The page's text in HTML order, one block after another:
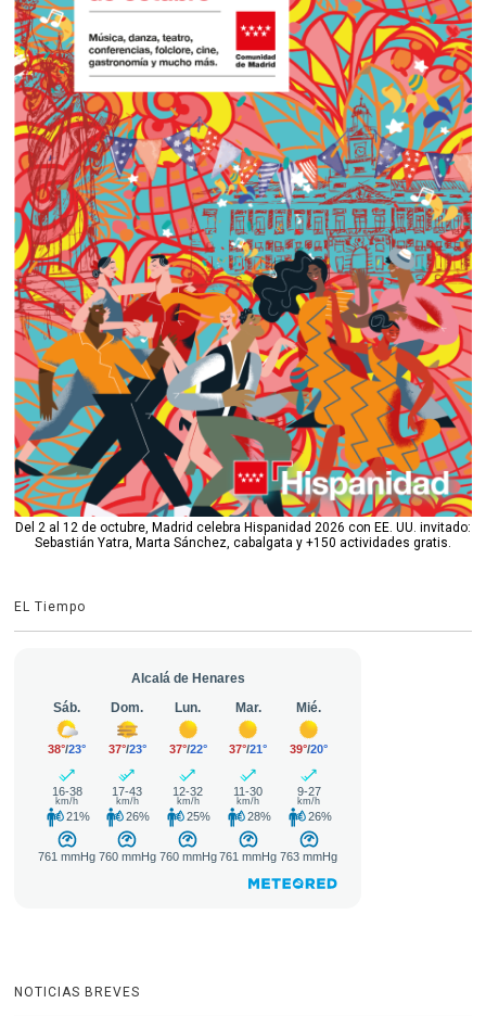
Del 2 al 12 de octubre, Madrid celebra Hispanidad 2026 con EE. UU. invitado:
Sebastián Yatra, Marta Sánchez, cabalgata y +150 actividades gratis.
EL Tiempo
NOTICIAS BREVES